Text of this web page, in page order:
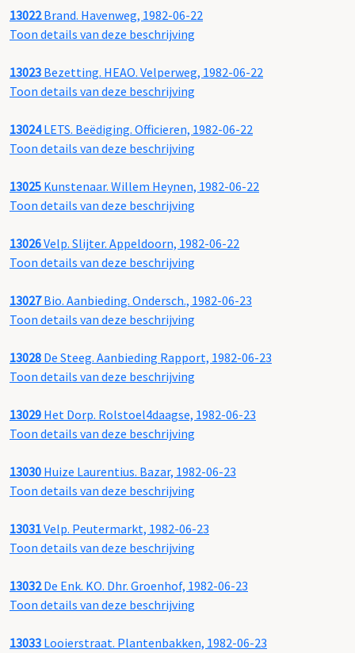
13022Brand. Havenweg, 1982-06-22
Toon details van deze beschrijving
13023 Bezetting. HEAO. Velperweg, 1982-06-22
Toon details van deze beschrijving
13024LETS. Beëdiging. Officieren, 1982-06-22
Toon details van deze beschrijving
13025 Kunstenaar. Willem Heynen, 1982-06-22
Toon details van deze beschrijving
13026Velp. Slijter. Appeldoorn, 1982-06-22
Toon details van deze beschrijving
13027Bio. Aanbieding. Ondersch., 1982-06-23
Toon details van deze beschrijving
13028 De Steeg. Aanbieding Rapport, 1982-06-23
Toon details van deze beschrijving
13029 Het Dorp. Rolstoel4daagse, 1982-06-23
Toon details van deze beschrijving
13030 Huize Laurentius. Bazar, 1982-06-23
Toon details van deze beschrijving
13031Velp. Peutermarkt, 1982-06-23
Toon details van deze beschrijving
13032De Enk. KO. Dhr. Groenhof, 1982-06-23
Toon details van deze beschrijving
13033 Looierstraat. Plantenbakken, 1982-06-23